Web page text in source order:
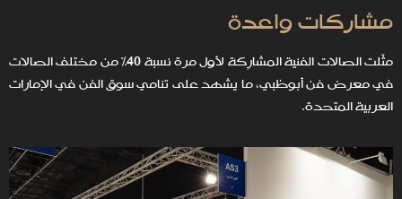
مشاركات واعدة
مثّلت الصالات الفنية المشارِكة لأول مرة نسبة 40% من مختلف الصالات
في معرض فن أبوظبي، ما يشهد على تنامي سوق الفن في الإمارات
العربية المتحدة.